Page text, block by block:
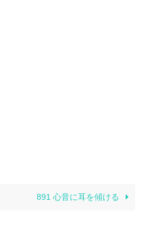
891 心音に耳を傾ける